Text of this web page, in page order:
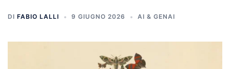
DI FABIO LALLI 9 GIUGNO 2026 AI & GENAI